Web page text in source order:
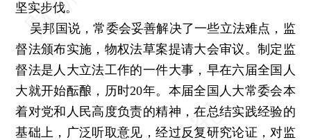
坚实步伐。
吴邦国说，常委会妥善解决了一些立法难点，监
督法颁布实施，物权法草案提请大会审议。制定监
督法是人大立法工作的一件大事，早在六届全国人
大就开始酝酿，历时20年。本届全国人大常委会本
着对党和人民高度负责的精神，在总结实践经验的
基础上，广泛听取意见，经过反复研究论证，对监